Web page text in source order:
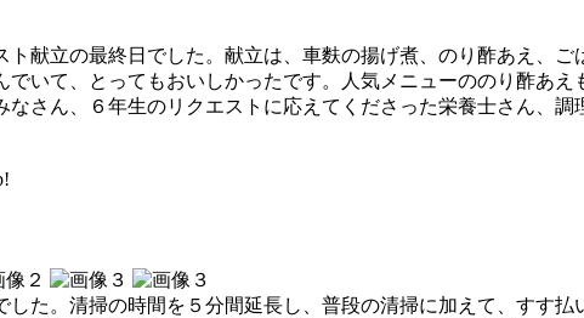
献立の最終日でした。献立は、車麩の揚げ煮、のり酢あえ、ご
いて、とってもおいしかったです。人気メニューののり酢あえ
さん、６年生のリクエストに応えてくださった栄養士さん、
た。清掃の時間を５分間延長し、普段の清掃に加えて、すす